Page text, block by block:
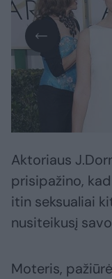
Aktoriaus
prisipažino,
itin seksualiai
nusiteikusį
Moteris,